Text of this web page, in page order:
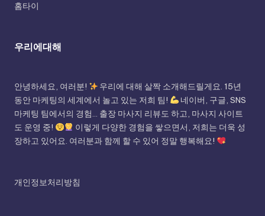
홈타이
우리에대해
안녕하세요, 여러분!
우리에 대해 살짝 소개해드릴게요. 15년
동안 마케팅의 세계에서 놀고 있는 저희 팀!
네이버, 구글, SNS
마케팅 팀에서의 경험... 출장 마사지 리뷰도 하고, 마사지 사이트
도 운영 중!
이렇게 다양한 경험을 쌓으면서, 저희는 더욱 성
장하고 있어요. 여러분과 함께 할 수 있어 정말 행복해요!
개인정보처리방침